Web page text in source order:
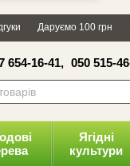
Дозволити
×
Даруємо 100 грн
654-16-41, 050 515-
Ягідні
культури